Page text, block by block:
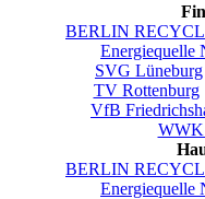
BERLIN
Energiequelle
SVG Lüneburg
TV Rottenburg
VfB
WWK
BERLIN
Energiequelle